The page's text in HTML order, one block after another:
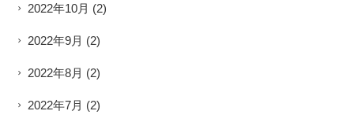
2022年10月 (2)
2022年9月 (2)
2022年8月 (2)
2022年7月 (2)